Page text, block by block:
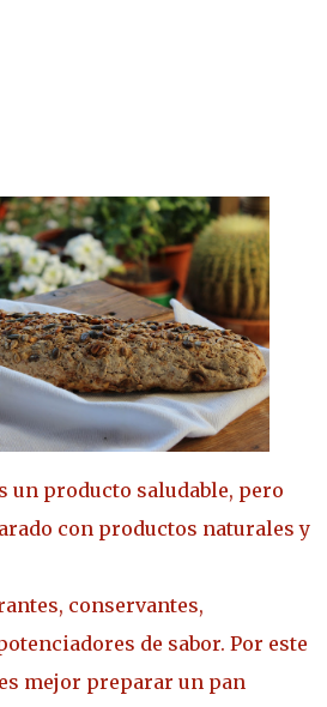
un producto saludable, pero
con productos naturales y
conservantes,
de sabor. Por este
mejor preparar un pan